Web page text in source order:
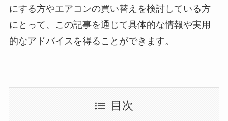
にする方やエアコンの買い替えを検討している方
にとって、この記事を通じて具体的な情報や実用
的なアドバイスを得ることができます。
目次